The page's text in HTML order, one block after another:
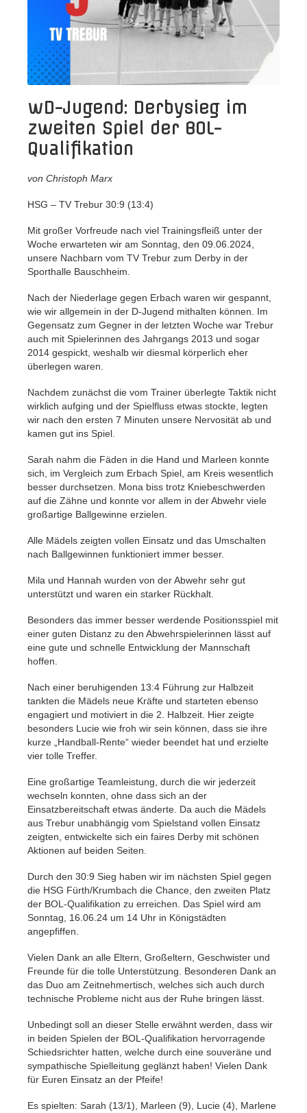
wD-Jugend: Derbysieg im
zweiten Spiel der BOL-
Qualifikation
von Christoph Marx
HSG – TV Trebur 30:9 (13:4)
Mit großer Vorfreude nach viel Trainingsfleiß unter der
Woche erwarteten wir am Sonntag, den 09.06.2024,
unsere Nachbarn vom TV Trebur zum Derby in der
Sporthalle Bauschheim.
Nach der Niederlage gegen Erbach waren wir gespannt,
wie wir allgemein in der D-Jugend mithalten können. Im
Gegensatz zum Gegner in der letzten Woche war Trebur
auch mit Spielerinnen des Jahrgangs 2013 und sogar
2014 gespickt, weshalb wir diesmal körperlich eher
überlegen waren.
Nachdem zunächst die vom Trainer überlegte Taktik nicht
wirklich aufging und der Spielfluss etwas stockte, legten
wir nach den ersten 7 Minuten unsere Nervosität ab und
kamen gut ins Spiel.
Sarah nahm die Fäden in die Hand und Marleen konnte
sich, im Vergleich zum Erbach Spiel, am Kreis wesentlich
besser durchsetzen. Mona biss trotz Kniebeschwerden
auf die Zähne und konnte vor allem in der Abwehr viele
großartige Ballgewinne erzielen.
Alle Mädels zeigten vollen Einsatz und das Umschalten
nach Ballgewinnen funktioniert immer besser.
Mila und Hannah wurden von der Abwehr sehr gut
unterstützt und waren ein starker Rückhalt.
Besonders das immer besser werdende Positionsspiel mit
einer guten Distanz zu den Abwehrspielerinnen lässt auf
eine gute und schnelle Entwicklung der Mannschaft
hoffen.
Nach einer beruhigenden 13:4 Führung zur Halbzeit
tankten die Mädels neue Kräfte und starteten ebenso
engagiert und motiviert in die 2. Halbzeit. Hier zeigte
besonders Lucie wie froh wir sein können, dass sie ihre
kurze „Handball-Rente“ wieder beendet hat und erzielte
vier tolle Treffer.
Eine großartige Teamleistung, durch die wir jederzeit
wechseln konnten, ohne dass sich an der
Einsatzbereitschaft etwas änderte. Da auch die Mädels
aus Trebur unabhängig vom Spielstand vollen Einsatz
zeigten, entwickelte sich ein faires Derby mit schönen
Aktionen auf beiden Seiten.
Durch den 30:9 Sieg haben wir im nächsten Spiel gegen
die HSG Fürth/Krumbach die Chance, den zweiten Platz
der BOL-Qualifikation zu erreichen. Das Spiel wird am
Sonntag, 16.06.24 um 14 Uhr in Königstädten
angepfiffen.
Vielen Dank an alle Eltern, Großeltern, Geschwister und
Freunde für die tolle Unterstützung. Besonderen Dank an
das Duo am Zeitnehmertisch, welches sich auch durch
technische Probleme nicht aus der Ruhe bringen lässt.
Unbedingt soll an dieser Stelle erwähnt werden, dass wir
in beiden Spielen der BOL-Qualifikation hervorragende
Schiedsrichter hatten, welche durch eine souveräne und
sympathische Spielleitung geglänzt haben! Vielen Dank
für Euren Einsatz an der Pfeife!
Es spielten: Sarah (13/1), Marleen (9), Lucie (4), Marlene